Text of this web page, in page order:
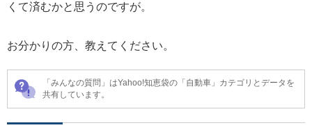
くて済むかと思うのですが。
お分かりの方、教えてください。
「みんなの質問」はYahoo!知恵袋の「自動車」カテゴリとデータを
共有しています。